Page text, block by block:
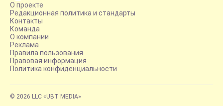
О проекте
Редакционная политика и стандарты
Контакты
Команда
О компании
Реклама
Правила пользования
Правовая информация
Политика конфиденциальности
© 2026 LLC «UBT MEDIA»